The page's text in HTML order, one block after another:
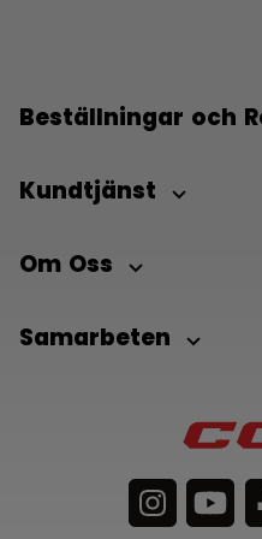
Beställningar och
Kundtjänst
Om Oss
Samarbeten